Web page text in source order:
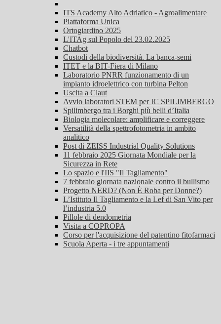
ITS Academy Alto Adriatico - Agroalimentare
Piattaforma Unica
Ortogiardino 2025
L'ITAg sul Popolo del 23.02.2025
Chatbot
Custodi della biodiversità. La banca-semi
ITET e la BIT-Fiera di Milano
Laboratorio PNRR funzionamento di un
impianto idroelettrico con turbina Pelton
Uscita a Claut
Avvio laboratori STEM per IC SPILIMBERGO
Spilimbergo tra i Borghi più belli d’Italia
Biologia molecolare: amplificare e correggere
Versatilità della spettrofotometria in ambito
analitico
Post di ZEISS Industrial Quality Solutions
11 febbraio 2025 Giornata Mondiale per la
Sicurezza in Rete
Lo spazio e l'IIS "Il Tagliamento"
7 febbraio giornata nazionale contro il bullismo
Progetto NERD? (Non È Roba per Donne?)
L’Istituto Il Tagliamento e la Lef di San Vito per
l’industria 5.0
Pillole di dendometria
Visita a COPROPA
Corso per l'acquisizione del patentino fitofarmaci
Scuola Aperta - i tre appuntamenti